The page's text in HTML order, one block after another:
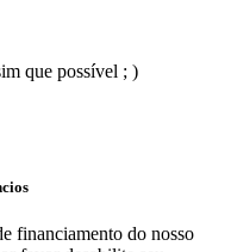
que possível ; )
financiamento do nosso